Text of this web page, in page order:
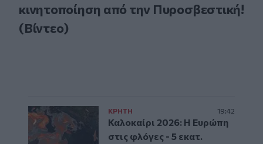
κινητοποίηση από την Πυροσβεστική!
(Βίντεο)
ΚΡΗΤΗ 19:42
Καλοκαίρι 2026: Η Ευρώπη
στις φλόγες - 5 εκατ.